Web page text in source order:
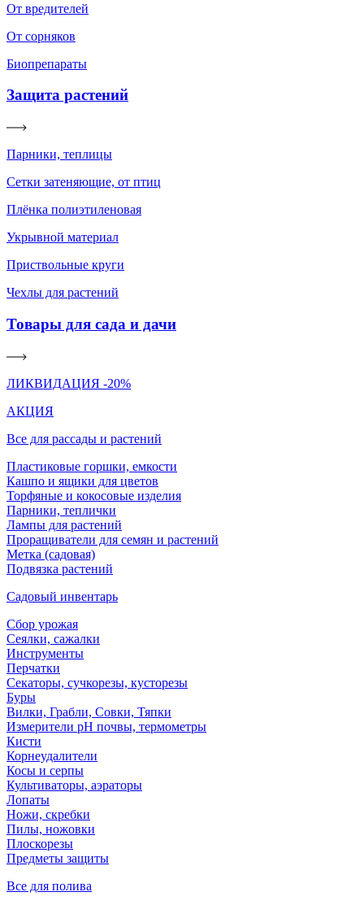
От вредителей
От сорняков
Биопрепараты
Защита растений
Парники, теплицы
Сетки затеняющие, от птиц
Плёнка полиэтиленовая
Укрывной материал
Приствольные круги
Чехлы для растений
Товары для сада и дачи
ЛИКВИДАЦИЯ -20%
АКЦИЯ
Все для рассады и растений
Пластиковые горшки, емкости
Кашпо и ящики для цветов
Торфяные и кокосовые изделия
Парники, теплички
Лампы для растений
Проращиватели для семян и растений
Метка (садовая)
Подвязка растений
Садовый инвентарь
Сбор урожая
Сеялки, сажалки
Инструменты
Перчатки
Секаторы, сучкорезы, кусторезы
Буры
Вилки, Грабли, Совки, Тяпки
Измерители pH почвы, термометры
Кисти
Корнеудалители
Косы и серпы
Культиваторы, аэраторы
Лопаты
Ножи, скребки
Пилы, ножовки
Плоскорезы
Предметы защиты
Все для полива